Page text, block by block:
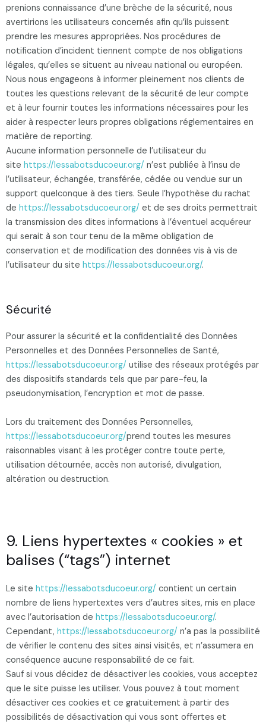
prenions connaissance d’une brèche de la sécurité, nous
avertirions les utilisateurs concernés afin qu’ils puissent
prendre les mesures appropriées. Nos procédures de
notification d’incident tiennent compte de nos obligations
légales, qu’elles se situent au niveau national ou européen.
Nous nous engageons à informer pleinement nos clients de
toutes les questions relevant de la sécurité de leur compte
et à leur fournir toutes les informations nécessaires pour les
aider à respecter leurs propres obligations réglementaires en
matière de reporting.
Aucune information personnelle de l’utilisateur du
site https://lessabotsducoeur.org/ n’est publiée à l’insu de
l’utilisateur, échangée, transférée, cédée ou vendue sur un
support quelconque à des tiers. Seule l’hypothèse du rachat
de https://lessabotsducoeur.org/ et de ses droits permettrait
la transmission des dites informations à l’éventuel acquéreur
qui serait à son tour tenu de la même obligation de
conservation et de modification des données vis à vis de
l’utilisateur du site https://lessabotsducoeur.org/.
Sécurité
Pour assurer la sécurité et la confidentialité des Données
Personnelles et des Données Personnelles de Santé,
https://lessabotsducoeur.org/ utilise des réseaux protégés par
des dispositifs standards tels que par pare-feu, la
pseudonymisation, l’encryption et mot de passe.
Lors du traitement des Données Personnelles,
https://lessabotsducoeur.org/prend toutes les mesures
raisonnables visant à les protéger contre toute perte,
utilisation détournée, accès non autorisé, divulgation,
altération ou destruction.
9. Liens hypertextes « cookies » et
balises (“tags”) internet
Le site https://lessabotsducoeur.org/ contient un certain
nombre de liens hypertextes vers d’autres sites, mis en place
avec l’autorisation de https://lessabotsducoeur.org/.
Cependant, https://lessabotsducoeur.org/ n’a pas la possibilité
de vérifier le contenu des sites ainsi visités, et n’assumera en
conséquence aucune responsabilité de ce fait.
Sauf si vous décidez de désactiver les cookies, vous acceptez
que le site puisse les utiliser. Vous pouvez à tout moment
désactiver ces cookies et ce gratuitement à partir des
possibilités de désactivation qui vous sont offertes et